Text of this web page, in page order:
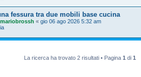
fessura tra due mobili base cucina
mariobrossh « gio 06 ago 2026 5:32 am
La ricerca ha trovato 2 risultati • Pagina 1 di 1